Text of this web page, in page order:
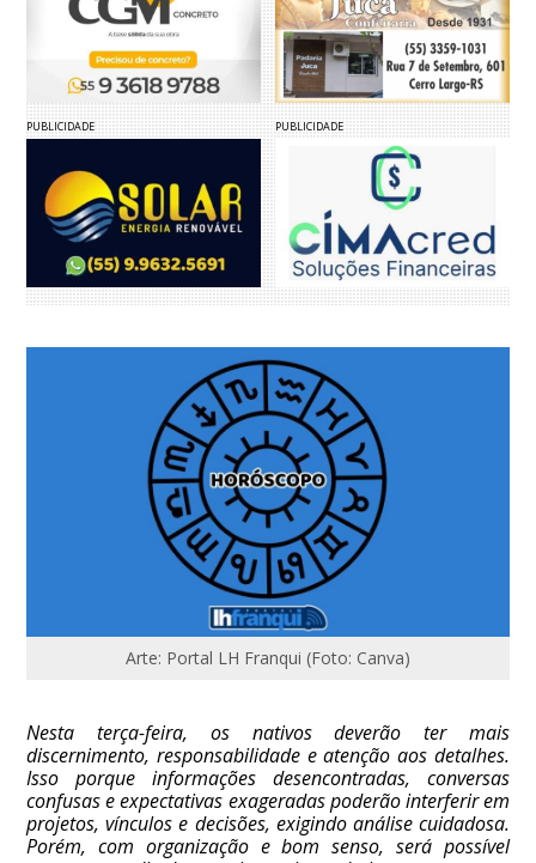
PUBLICIDADE PUBLICIDADE
Arte: Portal LH Franqui (Foto: Canva)
Nesta terça-feira, os nativos deverão ter mais
discernimento, responsabilidade e atenção aos detalhes.
Isso porque informações desencontradas, conversas
confusas e expectativas exageradas poderão interferir em
projetos, vínculos e decisões, exigindo análise cuidadosa.
Porém, com organização e bom senso, será possível